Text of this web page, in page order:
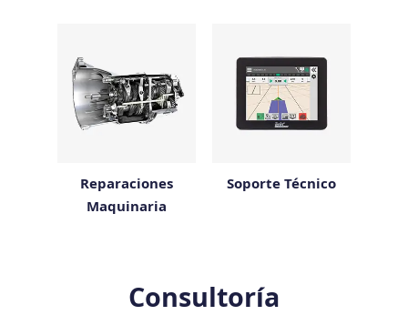
Reparaciones
Maquinaria
Soporte Técnico
Consultoría